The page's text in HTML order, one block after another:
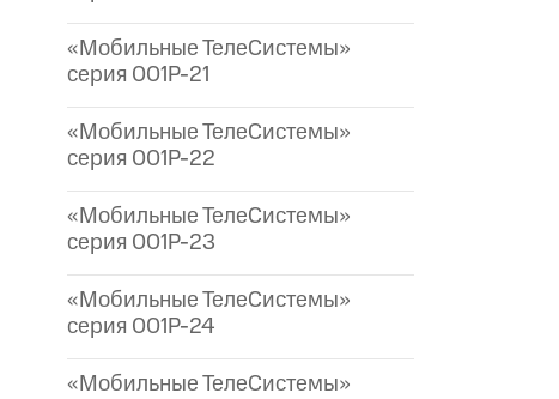
«Мобильные ТелеСистемы»
серия 001P-21
«Мобильные ТелеСистемы»
серия 001P-22
«Мобильные ТелеСистемы»
серия 001P-23
«Мобильные ТелеСистемы»
серия 001P-24
«Мобильные ТелеСистемы»